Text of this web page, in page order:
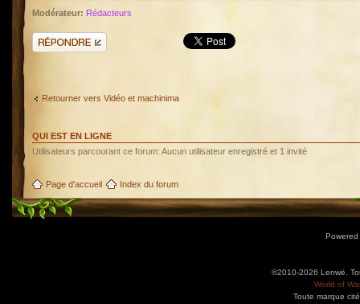
Modérateur: Rédacteurs
Répondre
Retourner vers Vidéo et machinima
QUI EST EN LIGNE
Utilisateurs parcourant ce forum: Aucun utilisateur enregistré et 1 invité
Page d'accueil Index du forum
©2010-2026 Lenwë.
World of
Toute marque